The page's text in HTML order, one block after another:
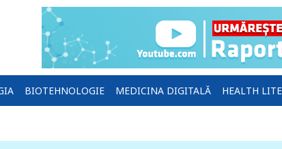
BIOTEHNOLOGIE MEDICINA DIGITALĂ HEALTH